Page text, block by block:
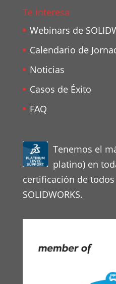
Te interesa
Webinars de
Calendario de
Noticias
Casos de Éxito
FAQ
Tenemos el
platino) en
certificación de
SOLIDWORKS.